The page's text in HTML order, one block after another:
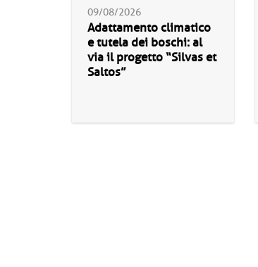
09/08/2026
Adattamento climatico
e tutela dei boschi: al
via il progetto “Silvas et
Saltos”